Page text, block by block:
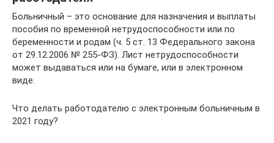
Больничный – это основание для назначения и выплаты
пособия по временной нетрудоспособности или по
беременности и родам (ч. 5 ст. 13 Федерального закона
от 29.12.2006 № 255-ФЗ). Лист нетрудоспособности
может выдаваться или на бумаге, или в электронном
виде.
Что делать работодателю с электронным больничным в
2021 году?